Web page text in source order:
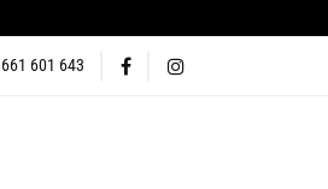
661 601 643
GRILLE AKCESORIA DO
KURSY